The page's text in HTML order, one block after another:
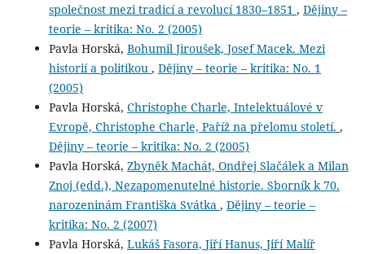
společnost mezi tradicí a revolucí 1830–1851 , Dějiny –
teorie – kritika: No. 2 (2005)
Pavla Horská, Bohumil Jiroušek, Josef Macek. Mezi
historií a politikou , Dějiny – teorie – kritika: No. 1
(2005)
Pavla Horská, Christophe Charle, Intelektuálové v
Evropě, Christophe Charle, Paříž na přelomu století. ,
Dějiny – teorie – kritika: No. 2 (2005)
Pavla Horská, Zbyněk Machát, Ondřej Slačálek a Milan
Znoj (edd.), Nezapomenutelné historie. Sborník k 70.
narozeninám Františka Svátka , Dějiny – teorie –
kritika: No. 2 (2007)
Pavla Horská, Lukáš Fasora, Jiří Hanus, Jiří Malíř